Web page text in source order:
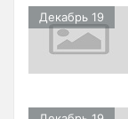
Декабрь 19